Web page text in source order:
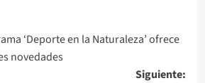
‘Deporte en la Naturaleza’ ofrece
novedades
Siguiente: